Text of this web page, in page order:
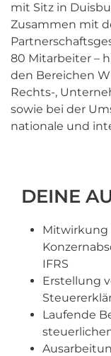
mit Sitz in
Zusammen mit
80 Mitarbeiter –
den Bereichen
Rechts-,
sowie bei der
nationale und
DEINE
Mitwirkung
IFRS
Erstellung
Laufende